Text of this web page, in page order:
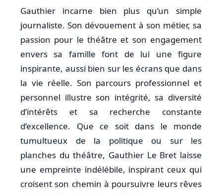
Gauthier incarne bien plus qu’un simple
journaliste. Son dévouement à son métier, sa
passion pour le théâtre et son engagement
envers sa famille font de lui une figure
inspirante, aussi bien sur les écrans que dans
la vie réelle. Son parcours professionnel et
personnel illustre son intégrité, sa diversité
d’intérêts et sa recherche constante
d’excellence. Que ce soit dans le monde
tumultueux de la politique ou sur les
planches du théâtre, Gauthier Le Bret laisse
une empreinte indélébile, inspirant ceux qui
croisent son chemin à poursuivre leurs rêves